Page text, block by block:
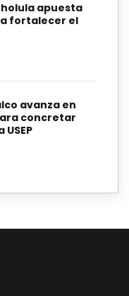
apuesta
fortalecer el
avanza en
concretar